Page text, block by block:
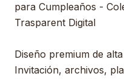
para Cumpleaños -
Trasparent Digital
Diseño premium de
Invitación, archivos,